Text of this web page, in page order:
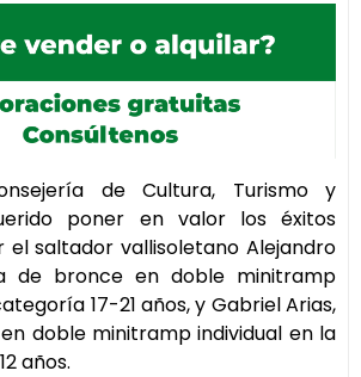
de Cultura, Turismo y
poner en valor los éxitos
el saltador vallisoletano Alejandro
de bronce en doble minitramp
17-21 años, y Gabriel Arias,
doble minitramp individual en la
años.